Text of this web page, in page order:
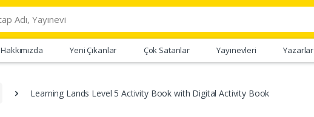
Hakkımızda Yeni Çıkanlar Çok Satanlar Yayınevleri Yazarlar
Learning Lands Level 5 Activity Book with Digital Activity Book